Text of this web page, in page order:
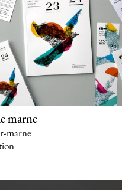
marne
marne